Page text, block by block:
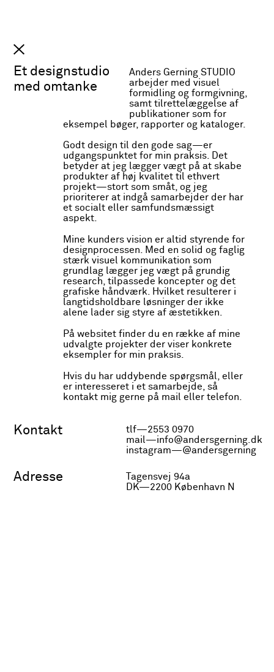
Anders Gerning
STUDIO
Et designstudio
med omtanke
Anders Gerning STUDIO
arbejder med visuel
formidling og formgivning,
samt tilrettelæggelse af
publikationer som for
eksempel bøger, rapporter og kataloger.
Godt design til den gode sag—er
udgangspunktet for min praksis. Det
betyder at jeg lægger vægt på at skabe
produkter af høj kvalitet til ethvert
projekt—stort som småt, og jeg
prioriterer at indgå samarbejder der har
et socialt eller samfundsmæssigt
aspekt.
Mine kunders vision er altid styrende for
designprocessen. Med en solid og faglig
stærk visuel kommunikation som
grundlag lægger jeg vægt på grundig
research, tilpassede koncepter og det
grafiske håndværk. Hvilket resulterer i
langtidsholdbare løsninger der ikke
alene lader sig styre af æstetikken.
På websitet finder du en række af mine
udvalgte projekter der viser konkrete
eksempler for min praksis.
Hvis du har uddybende spørgsmål, eller
er interesseret i et samarbejde, så
kontakt mig gerne på mail eller telefon.
Kontakt
tlf—2553 0970
mail—info@andersgerning.dk
instagram—@andersgerning
Adresse
Tagensvej 94a
DK—2200 København N
Nedrakket til
Skulpturelt bogværk
Jørgensen er en forlængelse
og bearbejdning af hans
bagkatalog. Målet med
udgivelsen var at opnår en
symbiose mellem form og tekst og
herved skabe et skulpturelt værk. Det
skete i et tæt samarbejde mellem
forfatter og jeg, hvor det grafiske udtryk
forandring som processen skred frem.
Et af bogens vigtige visuelle greb de
tværs af opslagene og nærmest løfter sig
fra siden. For at underbygge grebet, er
båndene trykt henover bogens kanter, så
Omslaget er desuden lavet med
udgangspunkt i en af forfatters collager,
med ønsket om et let genkendeligt og
2019